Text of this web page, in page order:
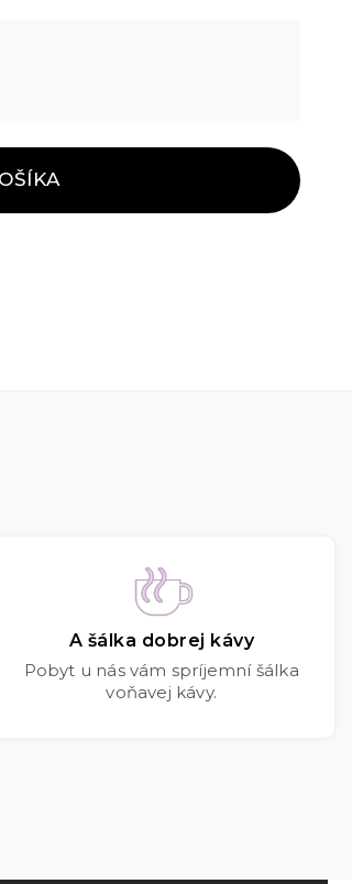
A šálka dobrej kávy
Pobyt u nás vám spríjemní šálka
voňavej kávy.